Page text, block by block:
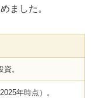
ました。
。
年時点）。